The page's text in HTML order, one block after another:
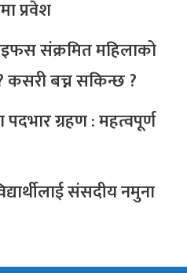
प्रवेश
संक्रमित महिलाको
कसरी बच्न सकिन्छ ?
पदभार ग्रहण : महत्वपूर्ण
संसदीय नमुना